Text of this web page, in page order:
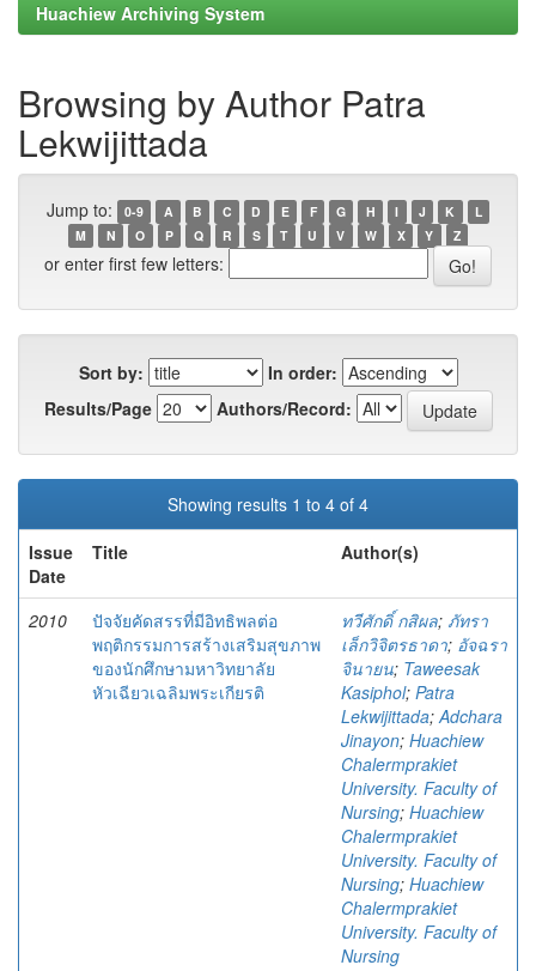
Huachiew Archiving System
Browsing by Author Patra
Lekwijittada
Jump to: 0-9 A B C D E F G H I J K
L
M
N O P Q R S T U V W X Y Z
or enter first few letters:
Sort by:
In order:
Results/Page
Authors/Record:
Showing results 1 to 4 of 4
Issue
Date
Title Author(s)
2010
ปัจจัยคัดสรรที่มีอิทธิพลต่อ
พฤติกรรมการสร้างเสริมสุขภาพ
ของนักศึกษามหาวิทยาลัย
หัวเฉียวเฉลิมพระเกียรติ
ทวีศักดิ์ กสิผล; ภัทรา
เล็กวิจิตรธาดา; อัจฉรา
จินายน; Taweesak
Kasiphol; Patra
Lekwijittada;Adchara
Jinayon; Huachiew
Chalermprakiet
University. Faculty of
Nursing; Huachiew
Chalermprakiet
University. Faculty of
Nursing; Huachiew
Chalermprakiet
University. Faculty of
Nursing